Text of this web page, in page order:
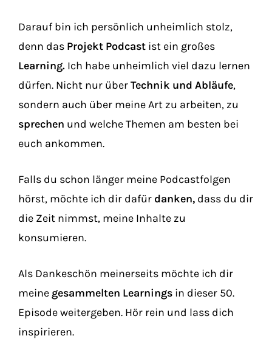
Darauf bin ich persönlich unheimlich stolz,
denn das Projekt Podcast ist ein großes
Learning. Ich habe unheimlich viel dazu lernen
dürfen. Nicht nur überTechnik und Abläufe,
sondern auch über meine Art zu arbeiten, zu
sprechen und welche Themen am besten bei
euch ankommen.
Falls du schon länger meine Podcastfolgen
hörst, möchte ich dir dafür danken, dass du dir
die Zeit nimmst, meine Inhalte zu
konsumieren.
Als Dankeschön meinerseits möchte ich dir
meine gesammelten Learnings in dieser 50.
Episode weitergeben. Hör rein und lass dich
inspirieren.